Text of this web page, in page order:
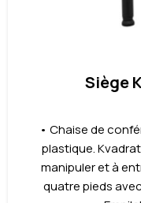
Siège
• Chaise de
plastique.
manipuler et à
quatre pieds